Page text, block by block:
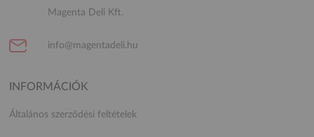
Magenta Deli Kft.
info@magentadeli.hu
INFORMÁCIÓK
Általános szerződési feltételek